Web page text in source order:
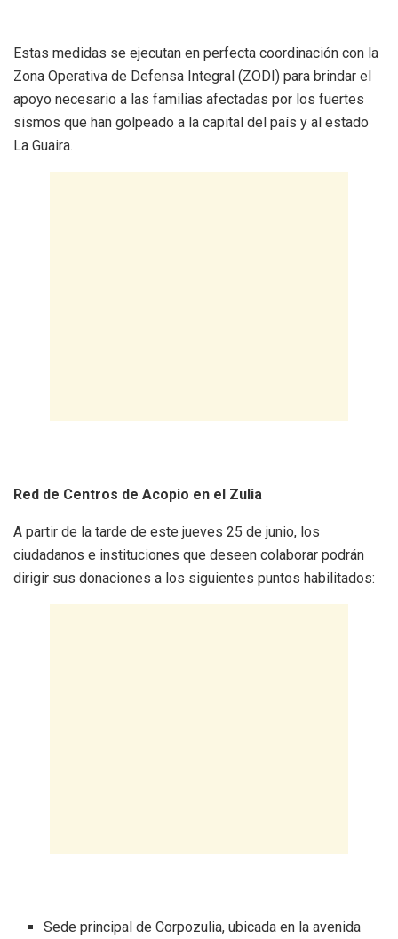
Estas medidas se ejecutan en perfecta coordinación con la
Zona Operativa de Defensa Integral (ZODI) para brindar el
apoyo necesario a las familias afectadas por los fuertes
sismos que han golpeado a la capital del país y al estado
La Guaira.
Red de Centros de Acopio en el Zulia
A partir de la tarde de este jueves 25 de junio, los
ciudadanos e instituciones que deseen colaborar podrán
dirigir sus donaciones a los siguientes puntos habilitados:
Sede principal de Corpozulia, ubicada en la avenida